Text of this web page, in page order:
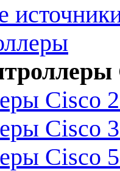
Cisco
Cisco
Cisco